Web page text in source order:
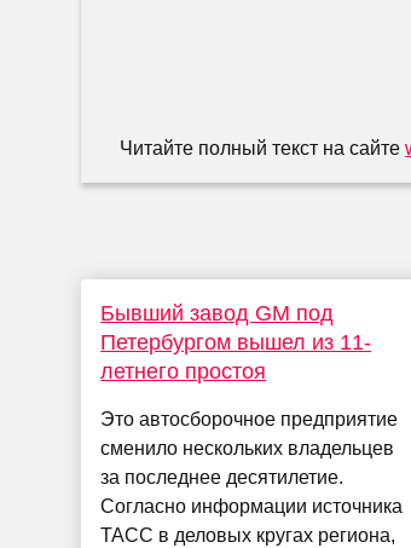
Читайте полный текст на сайте
Бывший завод GM под
Петербургом вышел из 11-
летнего простоя
Это автосборочное предприятие
сменило нескольких владельцев
за последнее десятилетие.
Согласно информации источника
ТАСС в деловых кругах региона,